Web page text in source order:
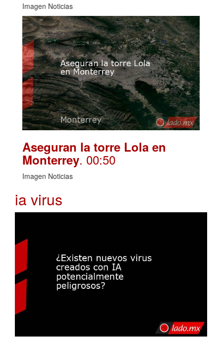
Imagen Noticias
Aseguran la torre Lola en
Monterrey. 00:50
Imagen Noticias
ia virus